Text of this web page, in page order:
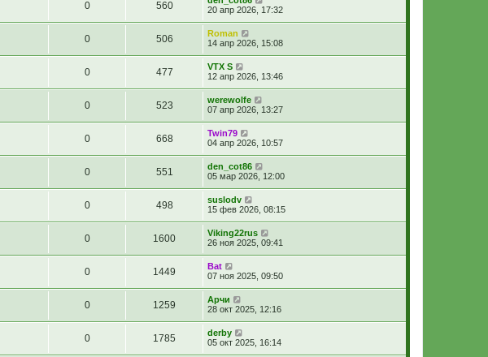
0 560
20 апр 2026, 17:32
0 506
Roman
14 апр 2026, 15:08
0 477
VTX S
12 апр 2026, 13:46
0 523
werewolfe
07 апр 2026, 13:27
0 668
Twin79
04 апр 2026, 10:57
0 551
den_cot86
05 мар 2026, 12:00
0 498
suslodv
15 фев 2026, 08:15
0 1600
Viking22rus
26 ноя 2025, 09:41
0 1449
Bat
07 ноя 2025, 09:50
0 1259
Арчи
28 окт 2025, 12:16
0 1785
derby
05 окт 2025, 16:14